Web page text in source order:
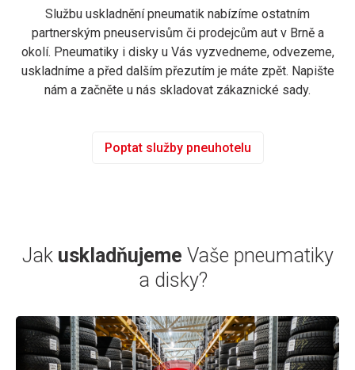
Službu uskladnění pneumatik nabízíme ostatním
partnerským pneuservisům či prodejcům aut v Brně a
okolí. Pneumatiky i disky u Vás vyzvedneme, odvezeme,
uskladníme a před dalším přezutím je máte zpět. Napište
nám a začněte u nás skladovat zákaznické sady.
Poptat služby pneuhotelu
Jak uskladňujeme Vaše pneumatiky
a disky?